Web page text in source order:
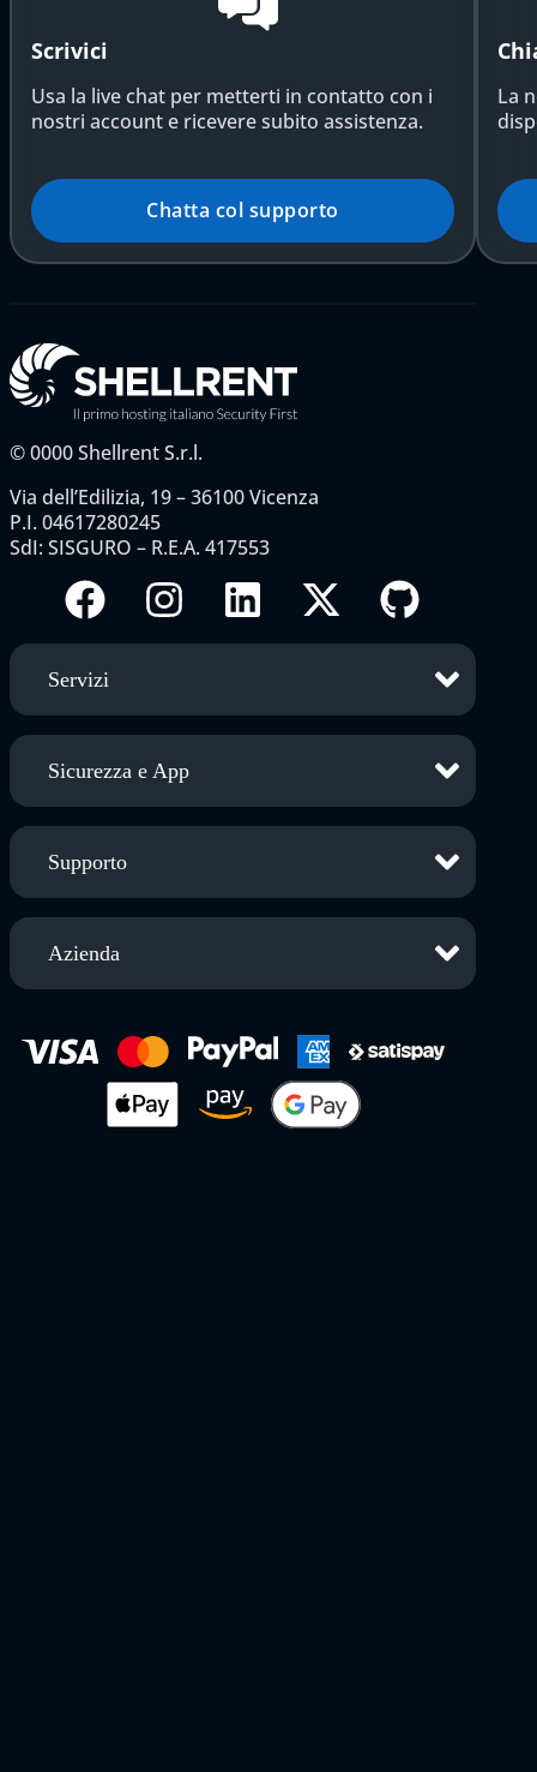
Scrivici
Usa la live chat per metterti in contatto con i
nostri account e ricevere subito assistenza.
Chatta col supporto
La
©0000Shellrent S.r.l.
Via dell’Edilizia, 19 – 36100 Vicenza
P.I. 04617280245
SdI: SISGURO – R.E.A. 417553
Servizi
Sicurezza e App
Supporto
Azienda